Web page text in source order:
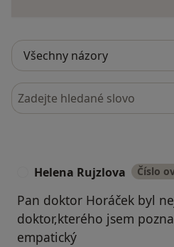
Hledejte v názorech
Helena Rujzlova Číslo
Pan doktor Horáček byl
doktor,kterého jsem
empatický